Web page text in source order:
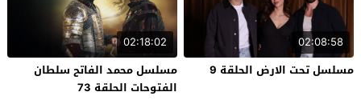
02:08:58
مسلسل تحت الارض الحلقة 9
02:18:02
مسلسل محمد الفاتح سلطان
الفتوحات الحلقة 73